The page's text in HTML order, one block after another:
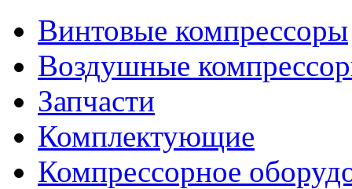
Винтовые компрессоры
Воздушные
Запчасти
Комплектующие
Компрессорное